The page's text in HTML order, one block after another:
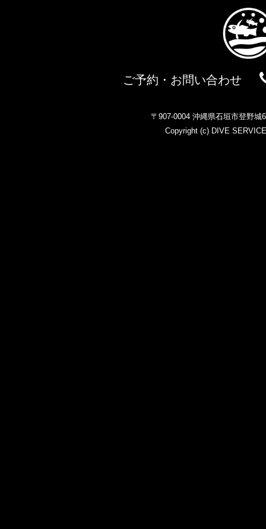
ご予約・お問い合わせ
〒907-0004 沖縄県石垣市登野城
Copyright (c) DIVE